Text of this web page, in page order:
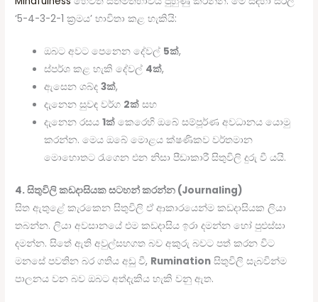
‘5-4-3-2-1 ක්‍රමය’ භාවිතා කළ හැකියි:
ඔබට අවට පෙනෙන දේවල් 5ක්,
ස්පර්ශ කළ හැකි දේවල් 4ක්,
ඇසෙන ශබ්ද3ක්,
දැනෙන සුවඳ වර්ග 2ක් සහ
දැනෙන රසය1ක් කෙරෙහි ඔබේ සම්පූර්ණ අවධානය යොමු
කරන්න. මෙය ඔබේ මොළය ක්ෂණිකව වර්තමාන
මොහොතට රැගෙන එන නිසා පීඩාකාරී සිතුවිලි දුරු වී යයි.
4. සිතුවිලි කඩදාසියක සටහන් කරන්න (Journaling)
සිත ඇතුළේ කැරකෙන සිතුවිලි ඒ ආකාරයෙන්ම කඩදාසියක ලියා
තබන්න. ලියා අවසානයේ එම කඩදාසිය ඉරා දමන්න හෝ පුළුස්සා
දමන්න. සිතේ ඇති අවුල්සහගත බව අකුරු බවට පත් කරන විට
මනසේ පවතින බර ගතිය අඩු වී, Rumination සිතුවිලි සැබවින්ම
පාලනය වන බව ඔබට අත්දැකිය හැකි වනු ඇත.